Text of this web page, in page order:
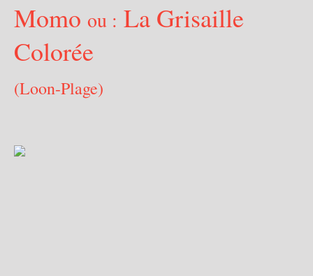
Momo ou : La Grisaille
Colorée
(Loon-Plage)